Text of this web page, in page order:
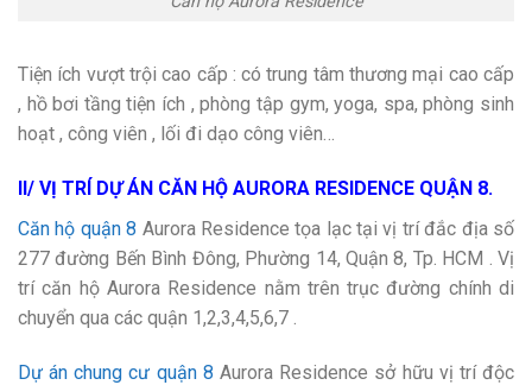
Tiện ích vượt trội cao cấp : có trung tâm thương mại cao cấp
, hồ bơi tầng tiện ích , phòng tập gym, yoga, spa, phòng sinh
hoạt , công viên , lối đi dạo công viên…
II/ VỊ TRÍ DỰ ÁN CĂN HỘ AURORA RESIDENCE QUẬN 8.
Căn hộ quận 8 Aurora Residence tọa lạc tại vị trí đắc địa số
277 đường Bến Bình Đông, Phường 14, Quận 8, Tp. HCM . Vị
trí căn hộ Aurora Residence nằm trên trục đường chính di
chuyển qua các quận 1,2,3,4,5,6,7 .
Dự án chung cư quận 8 Aurora Residence sở hữu vị trí độc